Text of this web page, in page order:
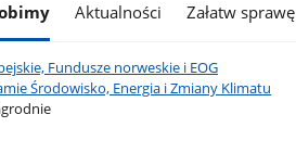
Aktualności Załatw sprawę
Fundusze norweskie i EOG
Środowisko, Energia i Zmiany Klimatu